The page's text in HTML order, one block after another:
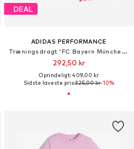
DEAL
ADIDAS PERFORMANCE
Træningsdragt 'FC Bayern München DNA'
292,50 kr
Oprindeligt: 409,00 kr
Sidste laveste pris:325,00 kr-10%